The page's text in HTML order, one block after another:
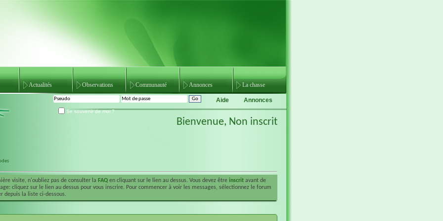
Actualités Observations Communauté Annonces La chasse
Annonces
Aide
Se souvenir de moi ?
Bienvenue, Non inscrit
visite, n'oubliez pas de consulter la FAQ en cliquant sur le lien au dessus. Vous devez être inscrit avant de
cliquez sur le lien au dessus pour vous inscrire. Pour commencer à voir les messages, sélectionnez le forum
depuis la liste ci-dessous.